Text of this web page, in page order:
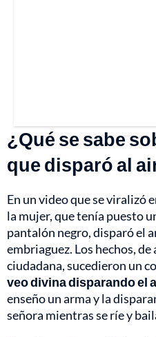
¿Qué se sabe
que disparó al
En un video que se viralizó
la mujer, que tenía puesto
pantalón negro, disparó el
embriaguez. Los hechos,
ciudadana, sucedieron un
veo divina disparando el
enseño un arma y la
señora mientras se ríe y